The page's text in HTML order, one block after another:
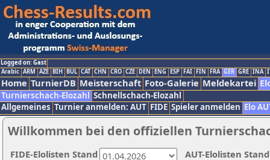
Logged on: Gast
Arabic ARM AZE BIH BUL CAT CHN CRO CZE DEN ENG ESP FAI FIN FRA GER GRE INA
Home TurnierDB Meisterschaft Foto-Galerie Meldekartei
Turnierschach-Elozahl Schnellschach-Elozahl
Allgemeines Turnier anmelden: AUT FIDE Spieler anmelden Elo
Willkommen bei den offiziellen
AUT-Elolisten
FIDE-Elolisten Stand